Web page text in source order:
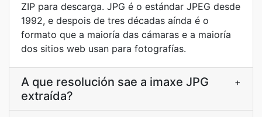
ZIP para descarga. JPG é o estándar JPEG desde
1992, e despois de tres décadas aínda é o
formato que a maioría das cámaras e a maioría
dos sitios web usan para fotografías.
A que resolución sae a imaxe JPG
extraída?
+